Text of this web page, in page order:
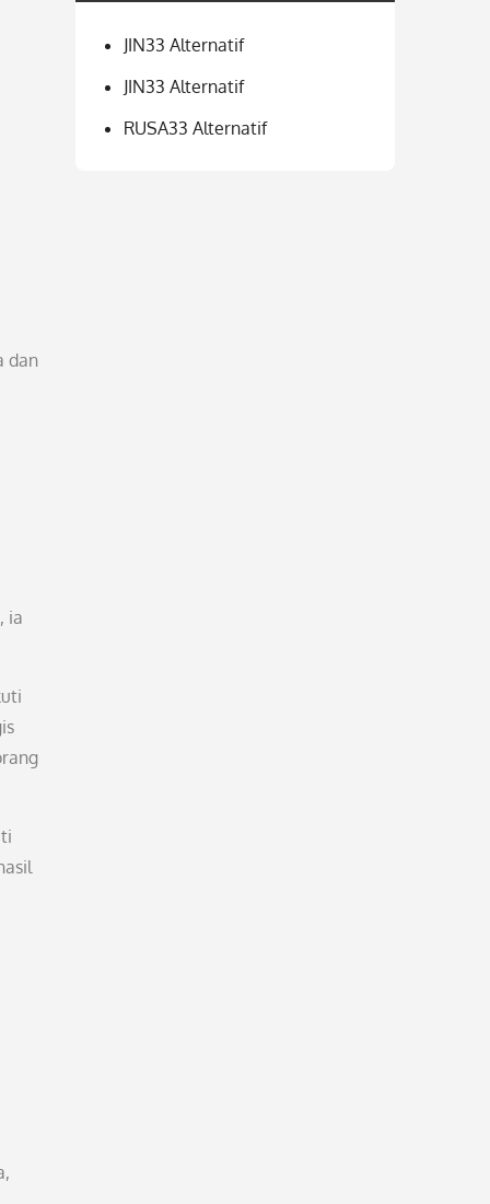
dan
ia
JIN33 Alternatif
JIN33 Alternatif
RUSA33 Alternatif